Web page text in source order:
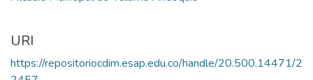
URI
https://repositoriocdim.esap.edu.co/handle/20.500.14471/2